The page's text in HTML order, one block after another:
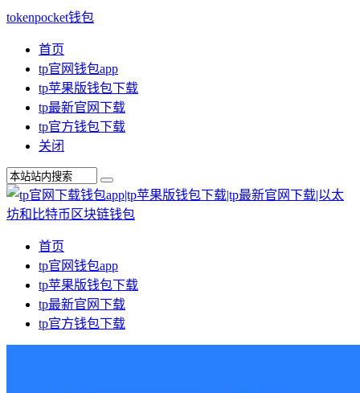
tokenpocket钱包
首页
tp官网钱包app
tp苹果版钱包下载
tp最新官网下载
tp官方钱包下载
关闭
首页
tp官网钱包app
tp苹果版钱包下载
tp最新官网下载
tp官方钱包下载